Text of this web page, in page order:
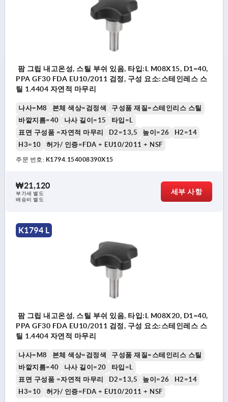
팜 그립 내고온성, 스틸 부쉬 있음, 타입:L M08X15, D1=40,
PPA GF30 FDA EU10/2011 검정, 구성 요소:스테인레스 스
틸 1.4404 자연적 마무리
나사=M8 본체 색상=검정색
구성품 재질=스테인리스 스틸
바깥지름=40
나사 길이=15
타입=L
표면 구성품 =자연적 마무리
D2=13,5 높이=26
H2=14
H3=10
허가/ 인증=FDA + EU10/2011 + NSF
주문 번호: K1794.154008390X15
₩21,120
부가세 별도
배송비 별도
세부 사항
K1794 L
팜 그립 내고온성, 스틸 부쉬 있음, 타입:L M08X20, D1=40,
PPA GF30 FDA EU10/2011 검정, 구성 요소:스테인레스 스
틸 1.4404 자연적 마무리
나사=M8 본체 색상=검정색
구성품 재질=스테인리스 스틸
바깥지름=40
나사 길이=20
타입=L
표면 구성품 =자연적 마무리
D2=13,5 높이=26
H2=14
H3=10
허가/ 인증=FDA + EU10/2011 + NSF